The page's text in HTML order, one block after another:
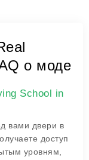
о моде
School in
вами двери в
доступ
уровням,